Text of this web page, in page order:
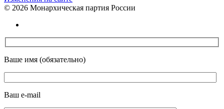
© 2026 Монархическая партия России
Ваше имя (обязательно)
Ваш e-mail